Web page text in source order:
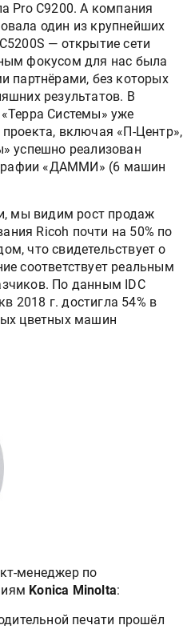
Pro С9200. А компания
один из крупнейших
— открытие сети
фокусом для нас была
партнёрами, без которых
результатов. В
Системы» уже
включая «П-Центр»,
успешно реализован
«ДАММИ» (6 машин
мы видим рост продаж
Ricoh почти на 50% по
что свидетельствует о
соответствует реальным
По данным IDC
2018 г. достигла 54% в
цветных машин
менеджер по
Konica Minolta:
печати прошёл